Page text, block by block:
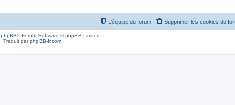
Supprimer les cookies du
L’équipe du forum
phpBB® Forum Software © phpBB Limited
Traduit parphpBB-fr.com